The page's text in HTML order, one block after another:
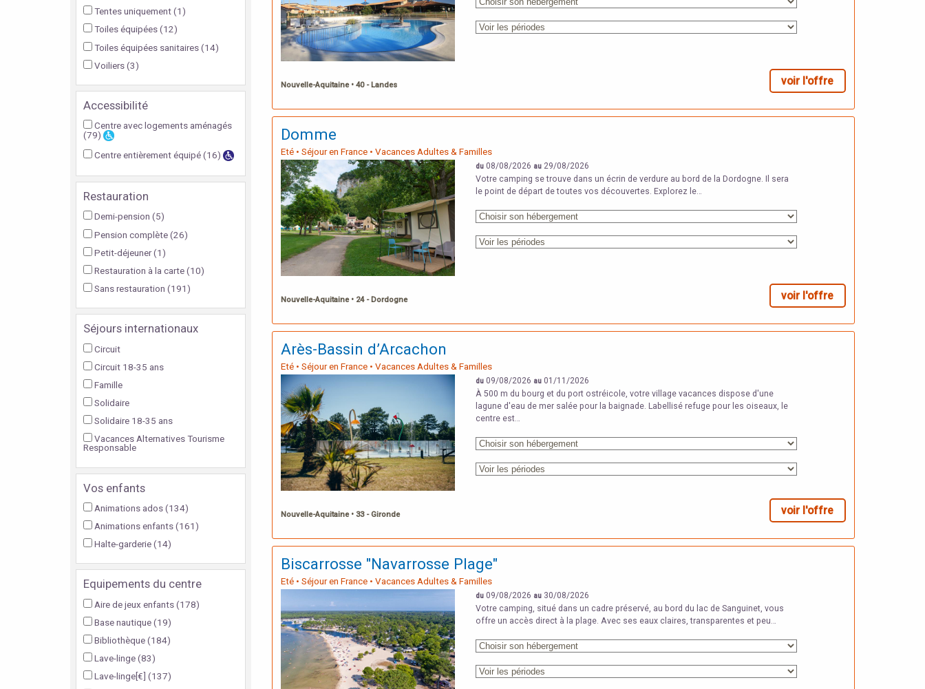
Tentes uniquement (1)
Toiles équipées (12)
Toiles équipées sanitaires (14)
Voiliers (3)
Accessibilité
Centre avec logements aménagés
(79)
Centre entièrement équipé (16)
Restauration
Demi-pension (5)
Pension complète (26)
Petit-déjeuner(1)
Restauration à la carte (10)
Sans restauration (191)
Séjours internationaux
Circuit
Circuit 18-35 ans
Famille
Solidaire
Solidaire 18-35 ans
Vacances Alternatives Tourisme
Responsable
Vos enfants
Animations ados (134)
Animations enfants (161)
Halte-garderie (14)
Equipements du centre
Aire de jeux enfants (178)
Base nautique (19)
Bibliothèque (184)
Lave-linge (83)
Lave-linge[€] (137)
voir l'offre
Nouvelle-Aquitaine • 40 - Landes
Domme
Eté • Séjour en France • Vacances Adultes & Familles
du 08/08/2026 au 29/08/2026
Votre camping se trouve dans un écrin de verdure au bord de la Dordogne. Il sera
le point de départ de toutes vos découvertes. Explorez le…
voir l'offre
Nouvelle-Aquitaine • 24 - Dordogne
Arès-Bassin d’Arcachon
Eté • Séjour en France • Vacances Adultes & Familles
du 09/08/2026 au 01/11/2026
À 500 m du bourg et du port ostréicole, votre village vacances dispose d'une
lagune d'eau de mer salée pour la baignade. Labellisé refuge pour les oiseaux, le
centre est…
voir l'offre
Nouvelle-Aquitaine • 33 - Gironde
Biscarrosse "Navarrosse Plage"
Eté • Séjour en France • Vacances Adultes & Familles
du 09/08/2026 au 30/08/2026
Votre camping, situé dans un cadre préservé, au bord du lac de Sanguinet, vous
offre un accès direct à la plage. Avec ses eaux claires, transparentes et peu…